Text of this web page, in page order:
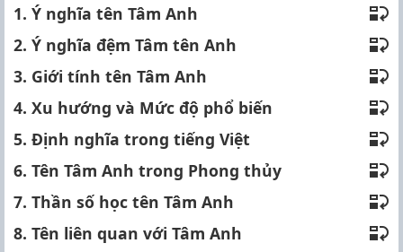
1. Ý nghĩa tên Tâm Anh
2. Ý nghĩa đệm Tâm tên Anh
3. Giới tính tên Tâm Anh
4. Xu hướng và Mức độ phổ biến
5. Định nghĩa trong tiếng Việt
6. Tên Tâm Anh trong Phong thủy
7. Thần số học tên Tâm Anh
8. Tên liên quan với Tâm Anh